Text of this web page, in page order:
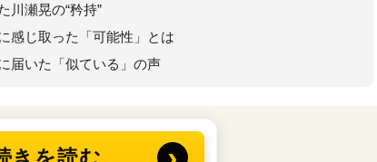
川瀬晃の“矜持”
感じ取った「可能性」とは
届いた「似ている」の声